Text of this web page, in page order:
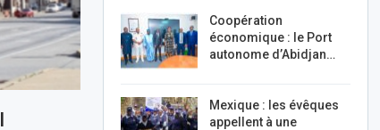
Coopération
économique : le Port
autonome d’Abidjan…
Mexique : les évêques
appellent à une